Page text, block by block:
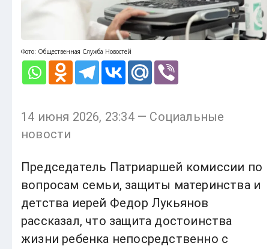
Фото: Общественная Служба Новостей
14 июня 2026, 23:34 — Социальные
новости
Председатель Патриаршей комиссии по
вопросам семьи, защиты материнства и
детства иерей Федор Лукьянов
рассказал, что защита достоинства
жизни ребенка непосредственно с